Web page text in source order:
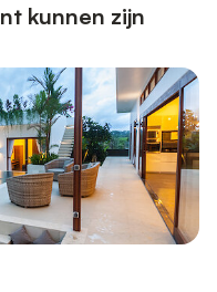
kunnen zijn